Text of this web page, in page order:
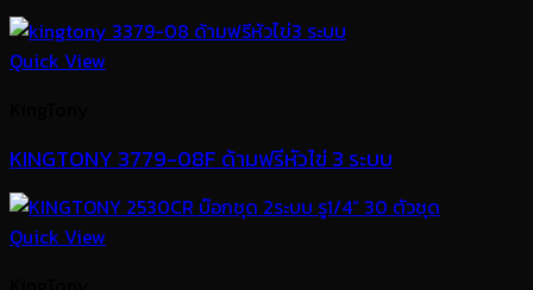
Quick View
KINGTONY 3779-08F ด้ามฟรีหัวไข่ 3 ระบบ
Quick View